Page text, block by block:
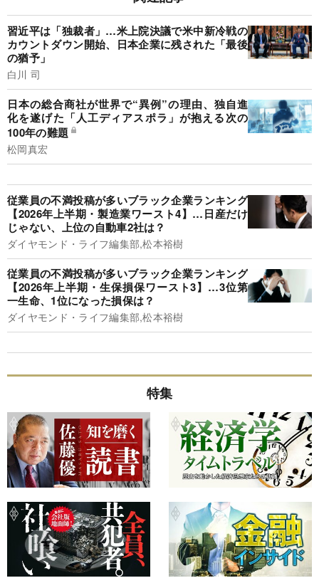
習近平は「独裁者」…米上院決議で米中新冷戦の
カウントダウン開始、日本企業に残された「最後
の猶予」
白川 司
日本の総合商社が世界で“異例”の理由、独自進
化を遂げた「人工ディアスポラ」が抱える次の
100年の難題
松岡真宏
従業員の不満投稿が多いブラック企業ランキング
【2026年上半期・製造業ワースト4】…日産だけ
じゃない、上位の自動車2社は？
ダイヤモンド・ライフ編集部,松本裕樹
従業員の不満投稿が多いブラック企業ランキング
【2026年上半期・生保損保ワースト3】…3位第
一生命、1位になった損保は？
ダイヤモンド・ライフ編集部,松本裕樹
特集